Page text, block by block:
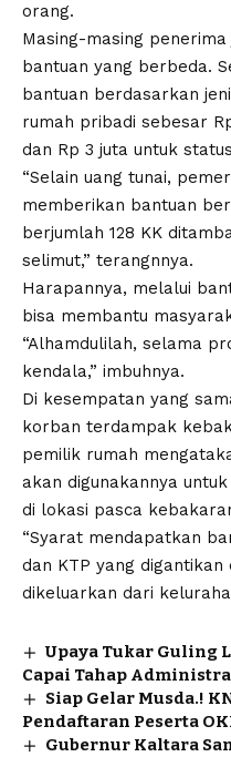
orang.
Masing-masing
bantuan yang berbeda.
bantuan berdasarkan
rumah pribadi sebesar
dan Rp 3 juta untuk
“Selain uang tunai,
memberikan bantuan
berjumlah 128 KK
selimut,” terangnnya.
Harapannya, melalui
bisa membantu
“Alhamdulilah, selama
kendala,” imbuhnya.
Di kesempatan yang
korban terdampak
pemilik rumah
akan digunakannya
di lokasi pasca
“Syarat mendapatkan
dan KTP yang
dikeluarkan dari
Upaya Tukar Guling
Capai Tahap
Siap Gelar Musda.!
Pendaftaran Peserta
Gubernur Kaltara